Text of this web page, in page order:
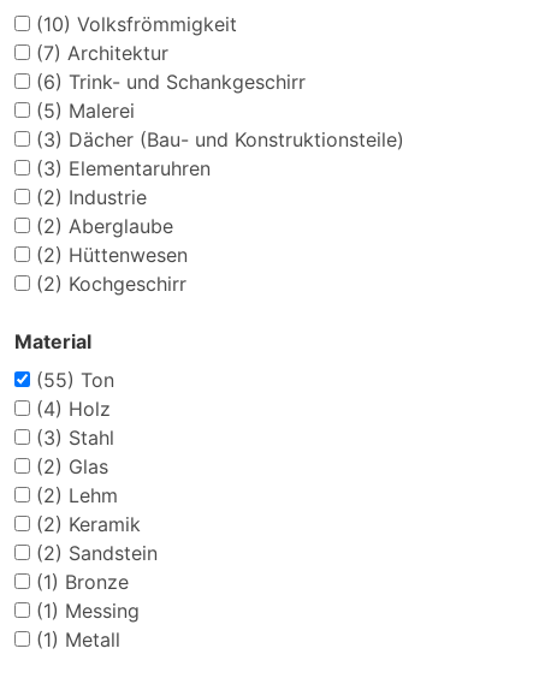
(10) Volksfrömmigkeit
(7) Architektur
(6) Trink- und Schankgeschirr
(5) Malerei
(3) Dächer (Bau- und Konstruktionsteile)
(3) Elementaruhren
(2) Industrie
(2) Aberglaube
(2) Hüttenwesen
(2) Kochgeschirr
Material
(55) Ton
(4) Holz
(3) Stahl
(2) Glas
(2) Lehm
(2) Keramik
(2) Sandstein
(1) Bronze
(1) Messing
(1) Metall